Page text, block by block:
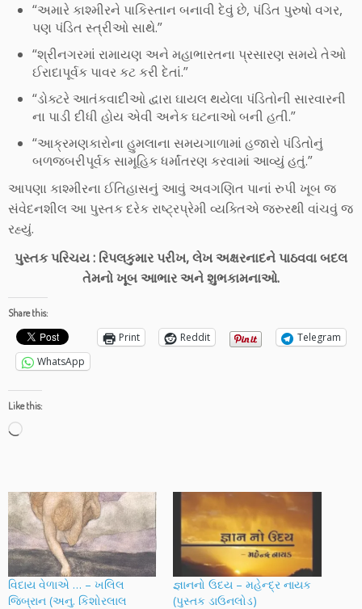
“અમારે કાશ્મીરને પાકિસ્તાન બનાવી દેવું છે, પંડિત પુરુષો વગર,
પણ પંડિત સ્ત્રીઓ સાથે.”
“શ્રીનગરમાં રામાયણ અને મહાભારતના પ્રસારણ સમયે તેઓ
ઈરાદાપૂર્વક પાવર કટ કરી દેતાં.”
“ડોક્ટરે આતંકવાદીઓ દ્વારા ઘાયલ થયેલા પંડિતોની સારવારની
ના પાડી દીધી હોય એવી અનેક ઘટનાઓ બની હતી.”
“આક્રમણકારોના હુમલાના સમયગાળામાં હજારો પંડિતોનું
બળજબરીપૂર્વક સામૂહિક ધર્માંતરણ કરવામાં આવ્યું હતું.”
આપણા કાશ્મીરના ઈતિહાસનું આવું અવગણિત પાનાં રુપી ખૂબ જ
સંવેદનશીલ આ પુસ્તક દરેક રાષ્ટ્રપ્રેમી વ્યક્તિએ જરુરથી વાંચવું જ
રહ્યું.
પુસ્તક પરિચય : રિપલકુમાર પરીખ, લેખ અક્ષરનાદને પાઠવવા બદલ
તેમનો ખૂબ આભાર અને શુભકામનાઓ.
Share this:
Print Reddit
Telegram
WhatsApp
Like this:
Loading…
વિદાય વેળાએ … – ખલિલ
જિબ્રાન (અનુ. કિશોરલાલ
જ્ઞાનનો ઉદય – મહેન્દ્ર નાયક
(પુસ્તક ડાઉનલોડ)